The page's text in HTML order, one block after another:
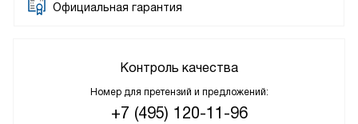
Официальная гарантия
Контроль качества
Номер для претензий и предложений:
+7 (495) 120-11-96